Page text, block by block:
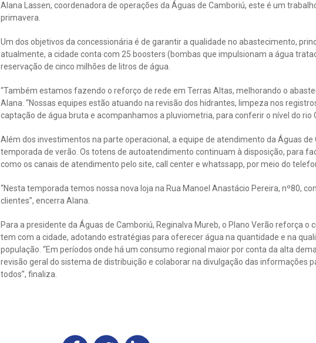
Alana Lassen, coordenadora de operações da Águas de Camboriú, este é um
primavera.
Um dos objetivos da concessionária é de garantir a qualidade no abastecimento,
atualmente, a cidade conta com 25 boosters (bombas que impulsionam a água
reservação de cinco milhões de litros de água.
“Também estamos fazendo o reforço de rede em Terras Altas, melhorando o
Alana. “Nossas equipes estão atuando na revisão dos hidrantes, limpeza nos
captação de água bruta e acompanhamos a pluviometria, para conferir o nível do rio
Além dos investimentos na parte operacional, a equipe de atendimento da Águas
temporada de verão. Os totens de autoatendimento continuam à disposição, para
como os canais de atendimento pelo site, call center e whatssapp, por meio do
“Nesta temporada temos nossa nova loja na Rua Manoel Anastácio Pereira, nº80,
clientes”, encerra Alana.
Para a presidente da Águas de Camboriú, Reginalva Mureb, o Plano Verão reforça
tem com a cidade, adotando estratégias para oferecer água na quantidade e na
população. “Em períodos onde há um consumo regional maior por conta da alta
revisão geral do sistema de distribuição e colaborar na divulgação das informações
todos”, finaliza.